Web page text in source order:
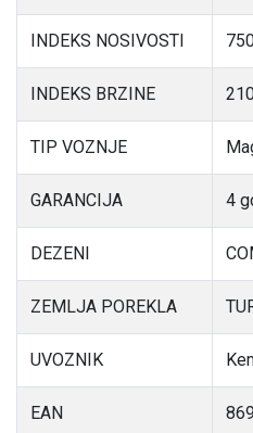
INDEKS NOSIVOSTI
INDEKS BRZINE
TIP VOZNJE
GARANCIJA 4
DEZENI
ZEMLJA POREKLA
UVOZNIK
EAN